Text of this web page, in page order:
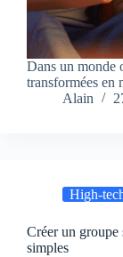
Dans un monde
transformées
Alain
High-
Créer un groupe
simples